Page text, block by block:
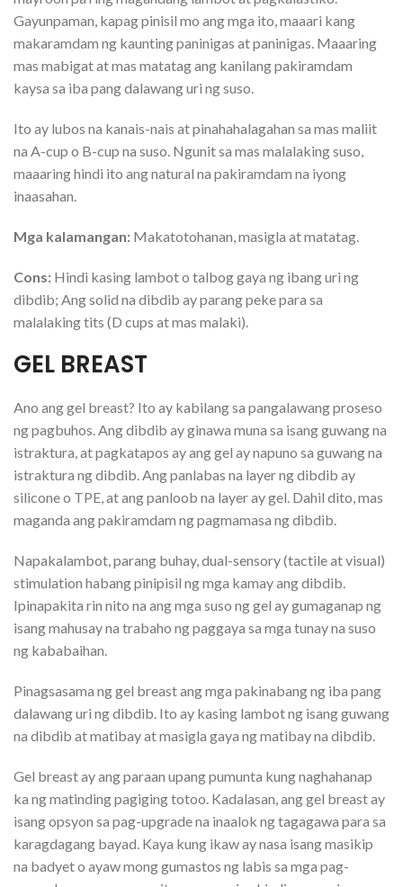
Gayunpaman, kapag pinisil mo ang mga ito, maaari kang
makaramdam ng kaunting paninigas at paninigas. Maaaring
mas mabigat at mas matatag ang kanilang pakiramdam
kaysa sa iba pang dalawang uri ng suso.
Ito ay lubos na kanais-nais at pinahahalagahan sa mas maliit
na A-cup o B-cup na suso. Ngunit sa mas malalaking suso,
maaaring hindi ito ang natural na pakiramdam na iyong
inaasahan.
Mga kalamangan: Makatotohanan, masigla at matatag.
Cons: Hindi kasing lambot o talbog gaya ng ibang uri ng
dibdib; Ang solid na dibdib ay parang peke para sa
malalaking tits (D cups at mas malaki).
GEL BREAST
Ano ang gel breast? Ito ay kabilang sa pangalawang proseso
ng pagbuhos. Ang dibdib ay ginawa muna sa isang guwang na
istraktura, at pagkatapos ay ang gel ay napuno sa guwang na
istraktura ng dibdib. Ang panlabas na layer ng dibdib ay
silicone o TPE, at ang panloob na layer ay gel. Dahil dito, mas
maganda ang pakiramdam ng pagmamasa ng dibdib.
Napakalambot, parang buhay, dual-sensory (tactile at visual)
stimulation habang pinipisil ng mga kamay ang dibdib.
Ipinapakita rin nito na ang mga suso ng gel ay gumaganap ng
isang mahusay na trabaho ng paggaya sa mga tunay na suso
ng kababaihan.
Pinagsasama ng gel breast ang mga pakinabang ng iba pang
dalawang uri ng dibdib. Ito ay kasing lambot ng isang guwang
na dibdib at matibay at masigla gaya ng matibay na dibdib.
Gel breast ay ang paraan upang pumunta kung naghahanap
ka ng matinding pagiging totoo. Kadalasan, ang gel breast ay
isang opsyon sa pag-upgrade na inaalok ng tagagawa para sa
karagdagang bayad. Kaya kung ikaw ay nasa isang masikip
na badyet o ayaw mong gumastos ng labis sa mga pag-